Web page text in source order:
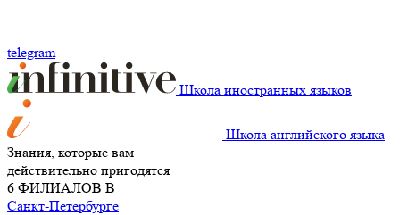
telegram
Школа иностранных языков
Школа английского языка
Знания, которые вам
действительно пригодятся
6 ФИЛИАЛОВ В
Санкт-Петербурге